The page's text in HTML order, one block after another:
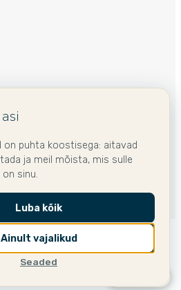
on puhta koostisega: aitavad
ja meil mõista, mis sulle
on sinu.
Ainult vajalikud
Seaded
Luba kõik
🌍 International
🇱🇻 Latvija
🇱🇹 Lietuva